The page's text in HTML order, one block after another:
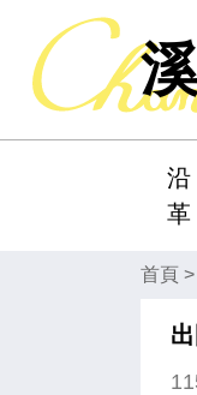
沿
革
首頁 >